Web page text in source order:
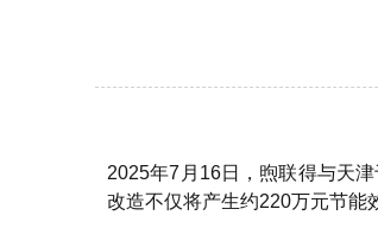
2025年7月16日，煦联得与天
改造不仅将产生约220万元节能